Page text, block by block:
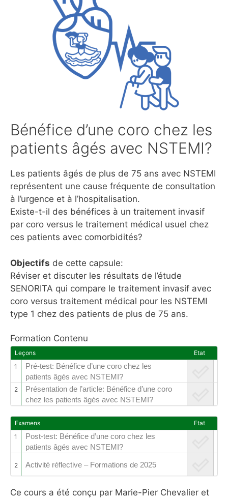
Bénéfice d’une coro chez les
patients âgés avec NSTEMI?
Les patients âgés de plus de 75 ans avec NSTEMI
représentent une cause fréquente de consultation
à l’urgence et à l’hospitalisation.
Existe-t-il des bénéfices à un traitement invasif
par coro versus le traitement médical usuel chez
ces patients avec comorbidités?
Objectifs de cette capsule:
Réviser et discuter les résultats de l’étude
SENORITA qui compare le traitement invasif avec
coro versus traitement médical pour les NSTEMI
type 1 chez des patients de plus de 75 ans.
Formation Contenu
Leçons
Etat
1
Pré-test: Bénéfice d’une coro chez les
patients âgés avec NSTEMI?
2
Présentation de l’article: Bénéfice d’une coro
chez les patients âgés avec NSTEMI?
Examens
Etat
1
Post-test: Bénéfice d’une coro chez les
patients âgés avec NSTEMI?
2 Activité réflective – Formations de 2025
Ce cours a été conçu par Marie-Pier Chevalier et